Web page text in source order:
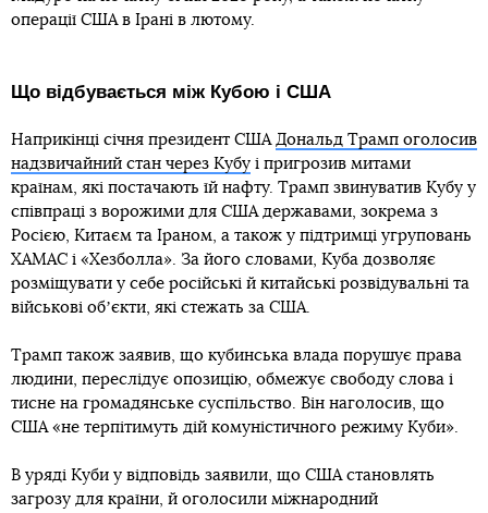
операції США в Ірані в лютому.
Що відбувається між Кубою і США
Наприкінці січня президент США Дональд Трамп оголосив
надзвичайний стан через Кубу і пригрозив митами
країнам, які постачають їй нафту. Трамп звинуватив Кубу у
співпраці з ворожими для США державами, зокрема з
Росією, Китаєм та Іраном, а також у підтримці угруповань
ХАМАС і «Хезболла». За його словами, Куба дозволяє
розміщувати у себе російські й китайські розвідувальні та
військові обʼєкти, які стежать за США.
Трамп також заявив, що кубинська влада порушує права
людини, переслідує опозицію, обмежує свободу слова і
тисне на громадянське суспільство. Він наголосив, що
США «не терпітимуть дій комуністичного режиму Куби».
В уряді Куби у відповідь заявили, що США становлять
загрозу для країни, й оголосили міжнародний